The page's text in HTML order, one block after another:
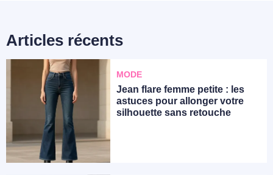
Articles récents
MODE
Jean flare femme petite : les
astuces pour allonger votre
silhouette sans retouche